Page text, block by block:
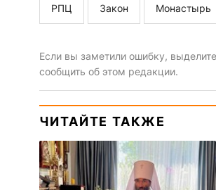
РПЦ Закон Монастырь
Если вы заметили ошибку,
сообщить об этом редакции.
ЧИТАЙТЕ ТАКЖЕ